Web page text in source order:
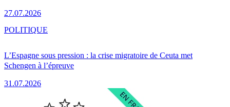
27.07.2026
L’Espagne sous pression : la crise migratoire de Ceuta met
Schengen à l’épreuve
31.07.2026
POLITIQUE